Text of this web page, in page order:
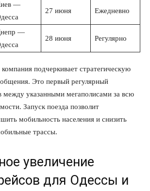
—
27 июня Ежедневно
—
28 июня Регулярно
подчеркивает стратегическую
Это первый регулярный
между указанными мегаполисами за всю
Запуск поезда позволит
мобильность населения и снизить
трассы.
увеличение
для Одессы и